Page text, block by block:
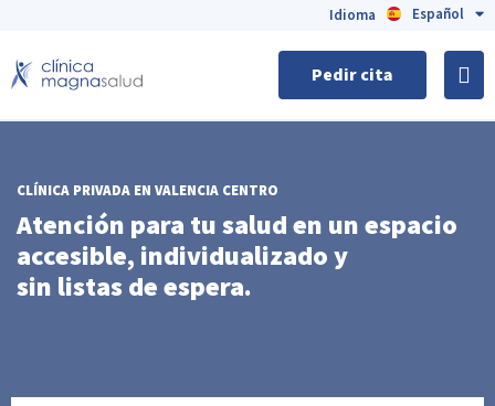
Español
English
Idioma
Pedir cita
CLÍNICA PRIVADA EN VALENCIA CENTRO
Atención para tu salud en un espacio
accesible, individualizado y
sin listas de espera.